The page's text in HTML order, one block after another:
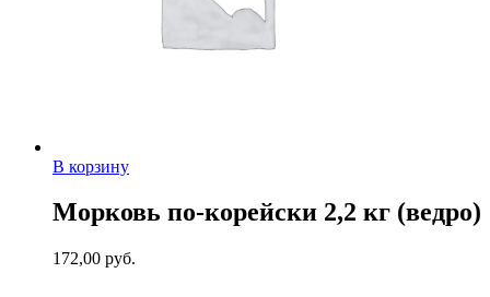
В корзину
Морковь по-корейски 2,2 кг (ведро)
172,00 руб.